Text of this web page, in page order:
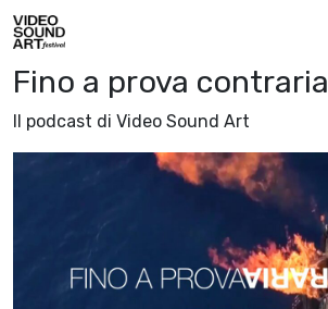
Vai al contenuto
Video Sound Art
Fino a prova contraria
Il podcast di Video Sound Art